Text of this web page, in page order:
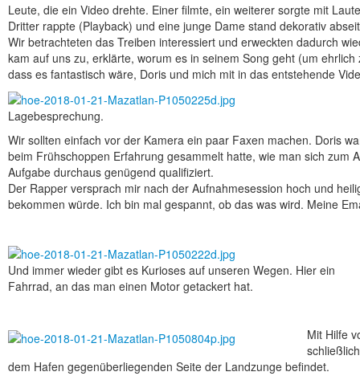
Leute, die ein Video drehte. Einer filmte, ein weiterer sorgte mit
Dritter rappte (Playback) und eine junge Dame stand dekorativ
Wir betrachteten das Treiben interessiert und erweckten dadurch
kam auf uns zu, erklärte, worum es in seinem Song geht (um
dass es fantastisch wäre, Doris und mich mit in das entstehende
Lagebesprechung.
Wir sollten einfach vor der Kamera ein paar Faxen machen. Doris
beim Früh­schoppen Erfahrung gesammelt hatte, wie man sich zum
Aufgabe durchaus genügend qualifiziert.
Der Rapper versprach mir nach der Auf­nahme­session hoch und
bekommen würde. Ich bin mal gespannt, ob das was wird. Meine
Und immer wieder gibt es Kurioses auf unseren Wegen. Hier ein
Fahrrad, an das man einen Motor getackert hat.
Mit Hilfe
dem Hafen gegenüberliegenden Seite der Landzunge befindet.